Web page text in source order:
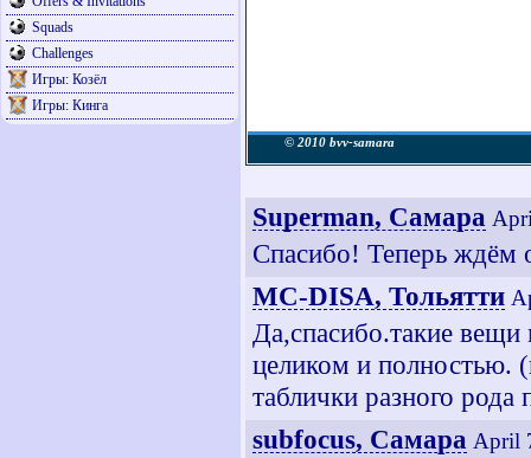
Squads
Challenges
Игры: Козёл
Игры: Кинга
© 2010 bvv-samara
Superman, Самара
Спасибо! Теперь ждём
MC-DISA, Тольятти
Да,спасибо.такие
целиком и полностью.
таблички разного
subfocus, Самара April